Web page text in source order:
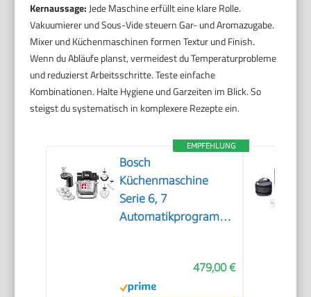
Kernaussage:Jede Maschine erfüllt eine klare Rolle.
Vakuumierer und Sous-Vide steuern Gar- und Aromazugabe.
Mixer und Küchenmaschinen formen Textur und Finish.
Wenn du Abläufe planst, vermeidest du Temperaturprobleme
und reduzierst Arbeitsschritte. Teste einfache
Kombinationen. Halte Hygiene und Garzeiten im Blick. So
steigst du systematisch in komplexere Rezepte ein.
EMPFEHLUNG
Bosch
Küchenmaschine
Serie 6, 7
Automatikprogramme,
Durchlaufschnitzler,
Scheiben,
479,00 €